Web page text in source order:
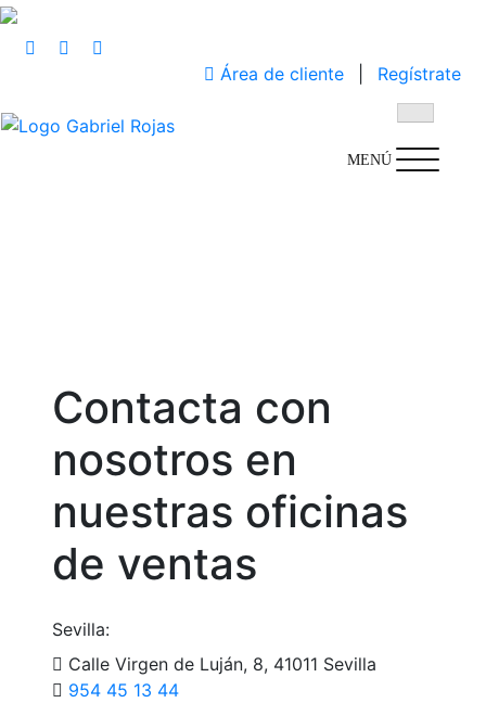
Saltar
Área de cliente Regístrate
MENÚ
Contacta con
nosotros en
nuestras oficinas
de ventas
Sevilla:
Calle Virgen de Luján, 8, 41011 Sevilla
954 45 13 44